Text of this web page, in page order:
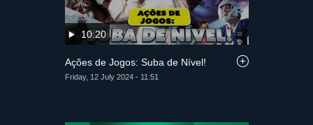
10:20
Ações de Jogos: Suba de Nível!
Friday, 12 July 2024 - 11:51